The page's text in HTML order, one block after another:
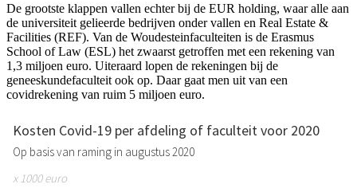
De grootste klappen vallen echter bij de EUR holding, waar alle aan
de universiteit gelieerde bedrijven onder vallen en Real Estate &
Facilities (REF). Van de Woudesteinfaculteiten is de Erasmus
School of Law (ESL) het zwaarst getroffen met een rekening van
1,3 miljoen euro. Uiteraard lopen de rekeningen bij de
geneeskundefaculteit ook op. Daar gaat men uit van een
covidrekening van ruim 5 miljoen euro.